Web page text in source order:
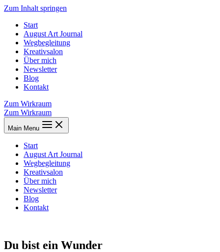
Zum Inhalt springen
Start
August Art Journal
Wegbegleitung
Kreativsalon
Über mich
Newsletter
Blog
Kontakt
Zum Wirkraum
Zum Wirkraum
Main Menu
Start
August Art Journal
Wegbegleitung
Kreativsalon
Über mich
Newsletter
Blog
Kontakt
Du bist ein Wunder